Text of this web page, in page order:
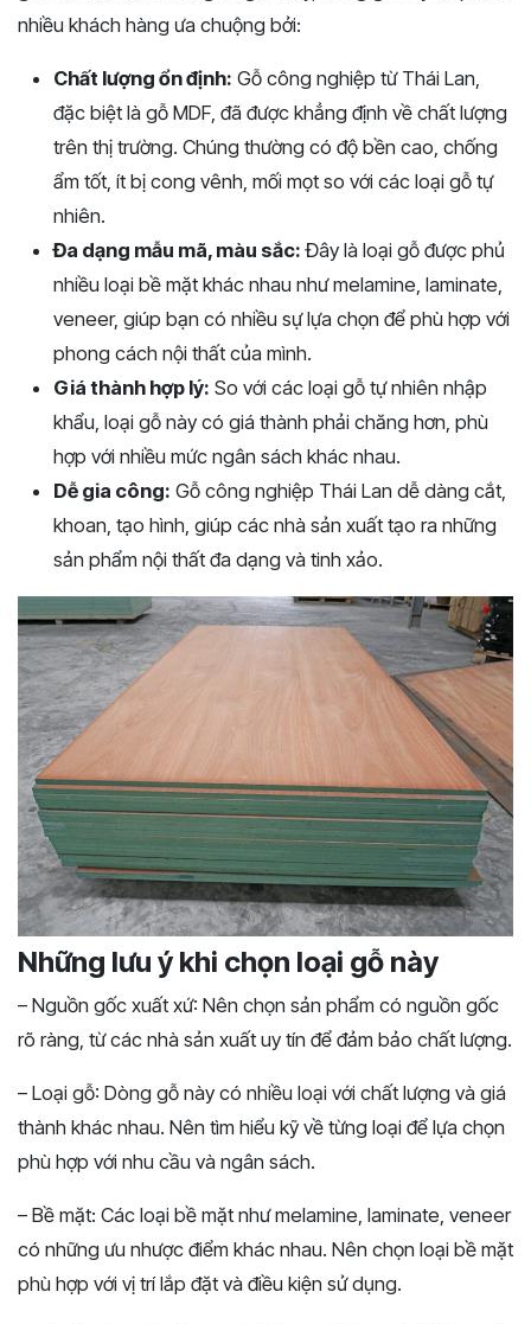
nhiều khách hàng ưa chuộng bởi:
Chất lượng ổn định: Gỗ công nghiệp từ Thái Lan,
đặc biệt là gỗ MDF, đã được khẳng định về chất lượng
trên thị trường. Chúng thường có độ bền cao, chống
ẩm tốt, ít bị cong vênh, mối mọt so với các loại gỗ tự
nhiên.
Đa dạng mẫu mã, màu sắc: Đây là loại gỗ được phủ
nhiều loại bề mặt khác nhau như melamine, laminate,
veneer, giúp bạn có nhiều sự lựa chọn để phù hợp với
phong cách nội thất của mình.
Giá thành hợp lý: So với các loại gỗ tự nhiên nhập
khẩu, loại gỗ này có giá thành phải chăng hơn, phù
hợp với nhiều mức ngân sách khác nhau.
Dễ gia công: Gỗ công nghiệp Thái Lan dễ dàng cắt,
khoan, tạo hình, giúp các nhà sản xuất tạo ra những
sản phẩm nội thất đa dạng và tinh xảo.
Những lưu ý khi chọn loại gỗ này
– Nguồn gốc xuất xứ: Nên chọn sản phẩm có nguồn gốc
rõ ràng, từ các nhà sản xuất uy tín để đảm bảo chất lượng.
– Loại gỗ: Dòng gỗ này có nhiều loại với chất lượng và giá
thành khác nhau. Nên tìm hiểu kỹ về từng loại để lựa chọn
phù hợp với nhu cầu và ngân sách.
– Bề mặt: Các loại bề mặt như melamine, laminate, veneer
có những ưu nhược điểm khác nhau. Nên chọn loại bề mặt
phù hợp với vị trí lắp đặt và điều kiện sử dụng.